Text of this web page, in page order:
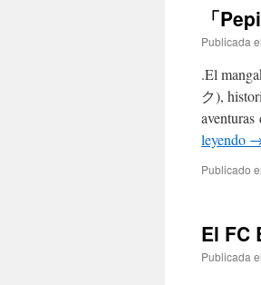
「
Publicada el
.El
ク),
leyendo
Publicado
El FC
Publicada el